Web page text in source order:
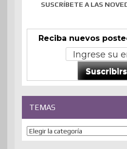
SUSCRÍBETE A LAS
Reciba nuevos
TEMAS
Temas